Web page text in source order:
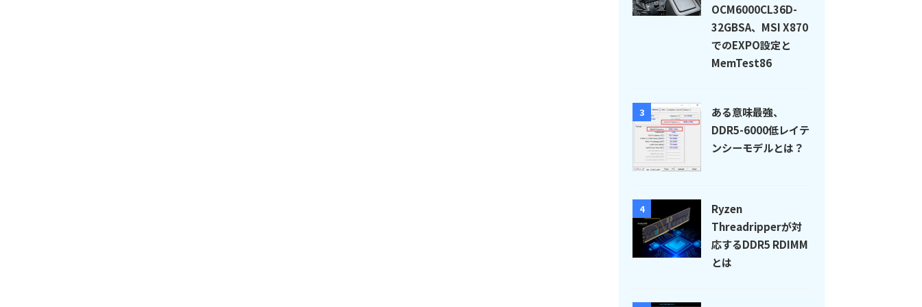
OCM6000CL36D-
32GBSA、MSI X870
でのEXPO設定と
MemTest86
3
ある意味最強、
DDR5-6000低レイテ
ンシーモデルとは？
4
Ryzen
Threadripperが対
応するDDR5 RDIMM
とは